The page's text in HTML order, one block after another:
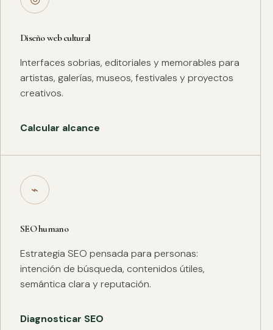
Diseño web cultural
Interfaces sobrias, editoriales y memorables para
artistas, galerías, museos, festivales y proyectos
creativos.
Calcular alcance
⌁
SEO humano
Estrategia SEO pensada para personas:
intención de búsqueda, contenidos útiles,
semántica clara y reputación.
Diagnosticar SEO